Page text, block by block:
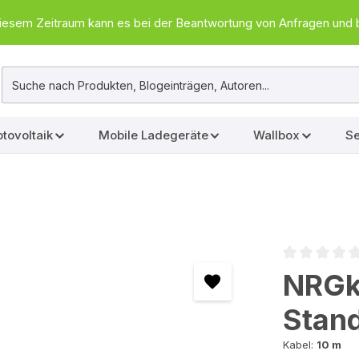
Zeitraum kann es bei der Beantwortung von Anfragen
Mobile Ladegeräte Wallbox
Kabel: 10 m